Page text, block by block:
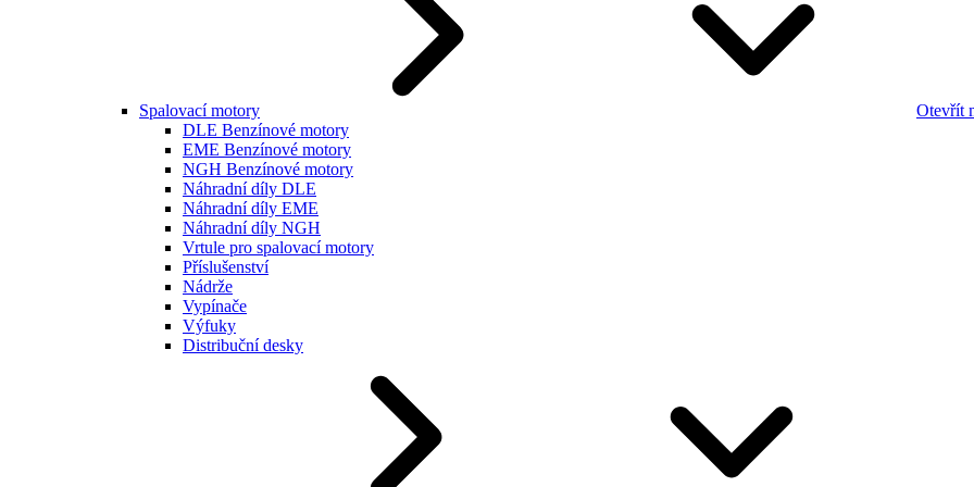
Spalovací motory
Otevřít
DLE Benzínové motory
EME Benzínové motory
NGH Benzínové motory
Náhradní díly DLE
Náhradní díly EME
Náhradní díly NGH
Vrtule pro spalovací motory
Příslušenství
Nádrže
Vypínače
Výfuky
Distribuční desky